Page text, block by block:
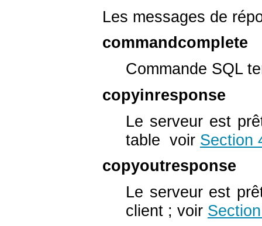
Les messages de
commandcomplete
Commande SQL
copyinresponse
Le serveur est
table voir Section
copyoutresponse
Le serveur est
client ; voir